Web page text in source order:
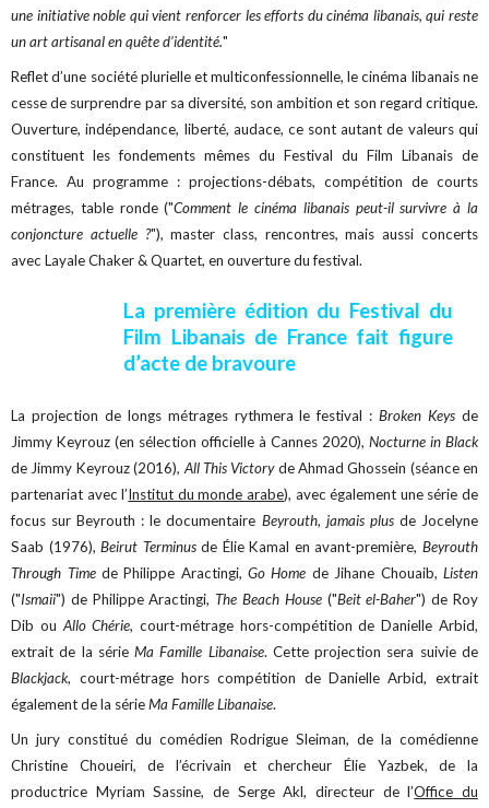
une initiative noble qui vient renforcer les efforts du cinéma libanais, qui reste
un art artisanal en quête d’identité."
Reflet d’une société plurielle et multiconfessionnelle, le cinéma libanais ne
cesse de surprendre par sa diversité, son ambition et son regard critique.
Ouverture, indépendance, liberté, audace, ce sont autant de valeurs qui
constituent les fondements mêmes du Festival du Film Libanais de
France. Au programme : projections-débats, compétition de courts
métrages, table ronde ("Comment le cinéma libanais peut-il survivre à la
conjoncture actuelle ?"), master class, rencontres, mais aussi concerts
avec Layale Chaker & Quartet, en ouverture du festival.
La première édition du Festival du
Film Libanais de France fait figure
d’acte de bravoure
La projection de longs métrages rythmera le festival : Broken Keys de
Jimmy Keyrouz (en sélection officielle à Cannes 2020), Nocturne in Black
de Jimmy Keyrouz (2016), All This Victoryde Ahmad Ghossein (séance en
partenariat avec l’Institut du monde arabe), avec également une série de
focus sur Beyrouth : le documentaire Beyrouth, jamais plusde Jocelyne
Saab (1976), Beirut Terminusde Élie Kamal en avant-première, Beyrouth
Through Timede Philippe Aractingi, Go Home de Jihane Chouaib, Listen
("Ismaii") de Philippe Aractingi,The Beach House("Beit el-Baher") de Roy
Dib ou Allo Chérie, court-métrage hors-compétition de Danielle Arbid,
extrait de la sérieMa Famille Libanaise. Cette projection sera suivie de
Blackjack, court-métrage hors compétition de Danielle Arbid, extrait
également de la sérieMa Famille Libanaise.
Un jury constitué du comédien Rodrigue Sleiman, de la comédienne
Christine Choueiri, de l’écrivain et chercheur Élie Yazbek, de la
productrice Myriam Sassine, de Serge Akl, directeur de l’Office du